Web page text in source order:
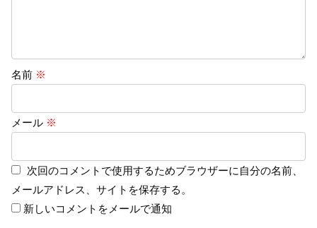
名前 ※
メール ※
次回のコメントで使用するためブラウザーに自分の名前、
メールアドレス、サイトを保存する。
新しいコメントをメールで通知